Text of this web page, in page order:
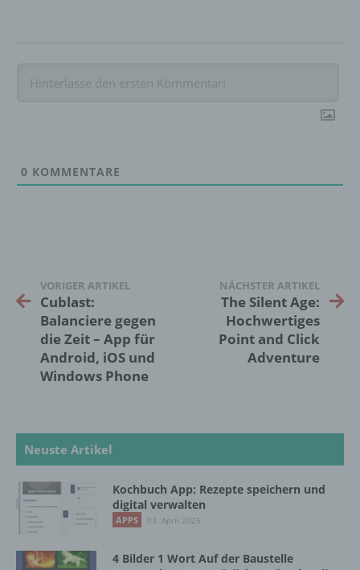
0 KOMMENTARE
VORIGER ARTIKEL
Cublast:
Balanciere gegen
die Zeit – App für
Android, iOS und
Windows Phone
NÄCHSTER ARTIKEL
The Silent Age:
Hochwertiges
Point and Click
Adventure
Neuste Artikel
Kochbuch App: Rezepte speichern und
digital verwalten
APPS 03. April 2025
4 Bilder 1 Wort Auf der Baustelle
Markierung gespeicherter
e) Profiling
werden, um bestimmte persönliche Aspekte,
die sich auf eine natürliche Person beziehen,
zu bewerten, insbesondere, um Aspekte
bezüglich Arbeitsleistung, wirtschaftlicher
Lage, Gesundheit, persönlicher Vorlieben,
Interessen, Zuverlässigkeit, Verhalten,
Aufenthaltsort oder Ortswechsel dieser
f) Pseudonymisierung
Pseudonymisierung ist die Verarbeitung
personenbezogener Daten in einer Weise,
ohne Hinzuziehung zusätzlicher
Informationen nicht mehr einer spezifischen